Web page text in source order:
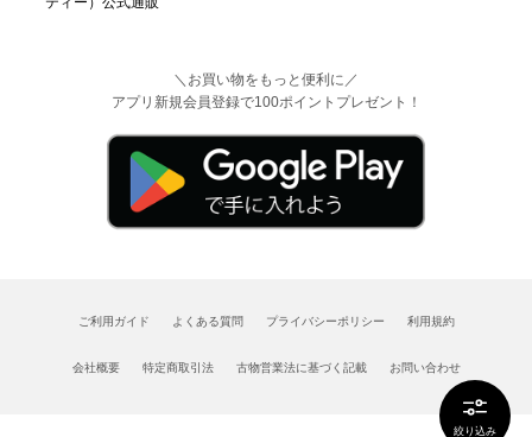
絞り込み
＼お買い物をもっと便利に／
アプリ新規会員登録で100ポイントプレゼント！
ご利用ガイド よくある質問 プライバシーポリシー 利用規約
会社概要 特定商取引法 古物営業法に基づく記載 お問い合わせ